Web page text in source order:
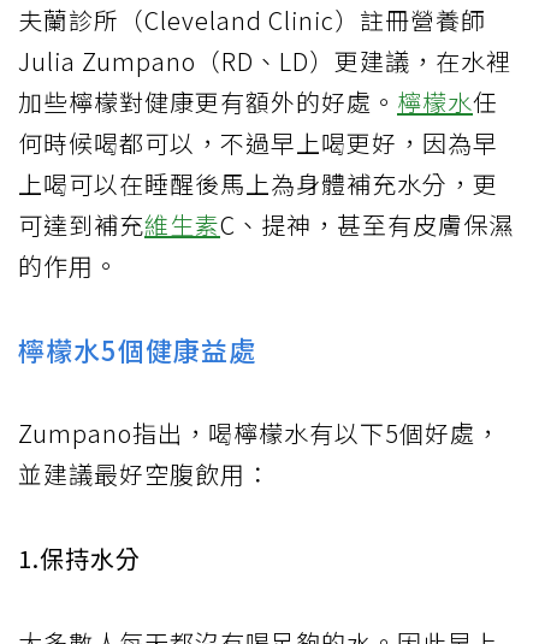
夫蘭診所（Cleveland Clinic）註冊營養師
Julia Zumpano（RD、LD）更建議，在水裡
加些檸檬對健康更有額外的好處。 檸檬水任
何時候喝都可以，不過早上喝更好，因為早
上喝可以在睡醒後馬上為身體補充水分，更
可達到補充維生素C、提神，甚至有皮膚保濕
的作用。
檸檬水5個健康益處
Zumpano指出，喝檸檬水有以下5個好處，
並建議最好空腹飲用：
1.保持水分